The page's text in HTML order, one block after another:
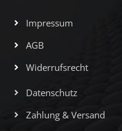
Impressum
AGB
Widerrufsrecht
Datenschutz
Zahlung & Versand